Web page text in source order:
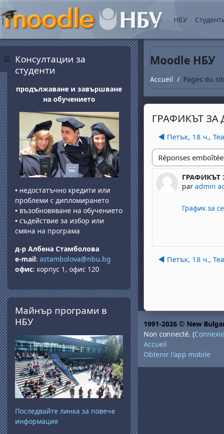
Panneau latéral
НБУ
Moodle НБУ
Accueil Pages du
ГРАФИКЪТ ЗА
◀︎ Петък, 18 ч.,
Type d'affichage
ГРАФИКЪТ
par admin
Nombre de
График за
◀︎ Петък, 18 ч.,
Blocs
Консултации за
студенти
продължаване и завършване
на обучението
• недостатъчно кредити или
проблеми с дипломирането
• възобновяване на обучението
• съдействие за избор или
смяна на програма
д-р Албена Стамболова
e-mail: astambolova@nbu.bg
офис: корпус 1, офис 120
Passer Майнър програми в НБУ
Майнър програми в
НБУ
Последвайте линка за повече
информация
1991-2026 © New
Non connecté. (
Accueil
Obtenir l'app mobile